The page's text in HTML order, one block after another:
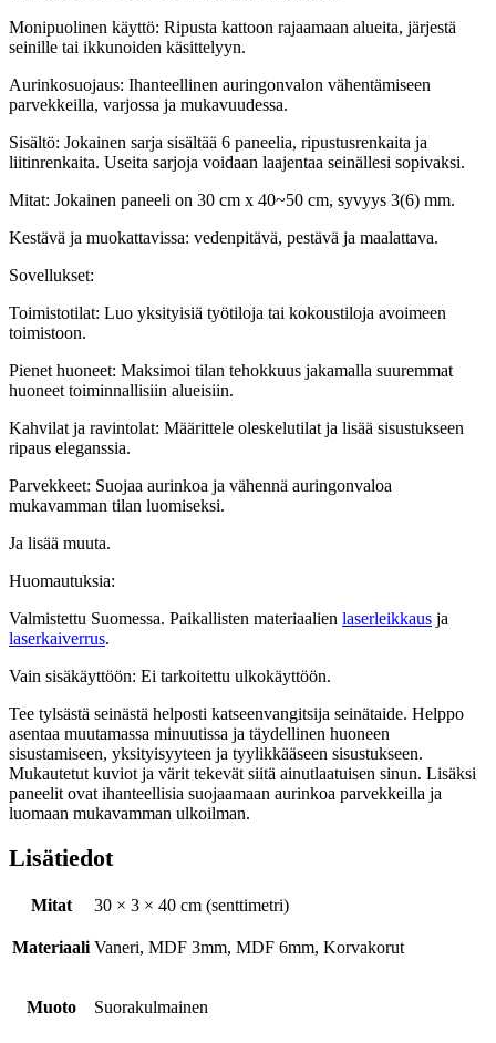
Monipuolinen käyttö: Ripusta kattoon rajaamaan alueita, järjestä
seinille tai ikkunoiden käsittelyyn.
Aurinkosuojaus: Ihanteellinen auringonvalon vähentämiseen
parvekkeilla, varjossa ja mukavuudessa.
Sisältö: Jokainen sarja sisältää 6 paneelia, ripustusrenkaita ja
liitinrenkaita. Useita sarjoja voidaan laajentaa seinällesi sopivaksi.
Mitat: Jokainen paneeli on 30 cm x 40~50 cm, syvyys 3(6) mm.
Kestävä ja muokattavissa: vedenpitävä, pestävä ja maalattava.
Sovellukset:
Toimistotilat: Luo yksityisiä työtiloja tai kokoustiloja avoimeen
toimistoon.
Pienet huoneet: Maksimoi tilan tehokkuus jakamalla suuremmat
huoneet toiminnallisiin alueisiin.
Kahvilat ja ravintolat: Määrittele oleskelutilat ja lisää sisustukseen
ripaus eleganssia.
Parvekkeet: Suojaa aurinkoa ja vähennä auringonvaloa
mukavamman tilan luomiseksi.
Ja lisää muuta.
Huomautuksia:
Valmistettu Suomessa. Paikallisten materiaalien laserleikkaus ja
laserkaiverrus.
Vain sisäkäyttöön: Ei tarkoitettu ulkokäyttöön.
Tee tylsästä seinästä helposti katseenvangitsija seinätaide. Helppo
asentaa muutamassa minuutissa ja täydellinen huoneen
sisustamiseen, yksityisyyteen ja tyylikkääseen sisustukseen.
Mukautetut kuviot ja värit tekevät siitä ainutlaatuisen sinun. Lisäksi
paneelit ovat ihanteellisia suojaamaan aurinkoa parvekkeilla ja
luomaan mukavamman ulkoilman.
Lisätiedot
Mitat 30 × 3 × 40 cm (senttimetri)
Materiaali Vaneri, MDF 3mm, MDF 6mm, Korvakorut
Muoto Suorakulmainen